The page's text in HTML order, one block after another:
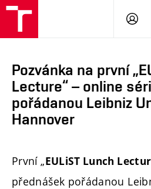
Brno
Pozvánka na první
Lecture“ – online
pořádanou Leibniz
Hannover
První „EULiST Lunch
přednášek pořádanou